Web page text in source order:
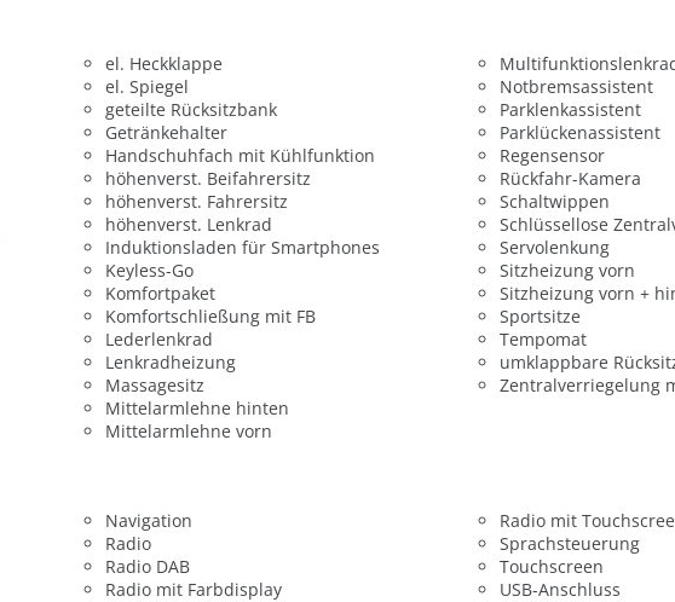
el. Heckklappe
el. Spiegel
geteilte Rücksitzbank
Getränkehalter
Handschuhfach mit Kühlfunktion
höhenverst. Beifahrersitz
höhenverst. Fahrersitz
höhenverst. Lenkrad
Induktionsladen für Smartphones
Keyless-Go
Komfortpaket
Komfortschließung mit FB
Lederlenkrad
Lenkradheizung
Massagesitz
Mittelarmlehne hinten
Mittelarmlehne vorn
Notbremsassistent
Parklenkassistent
Parklückenassistent
Regensensor
Rückfahr-Kamera
Schaltwippen
Schlüssellose
Servolenkung
Sitzheizung vorn
Sitzheizung vorn +
Sportsitze
Tempomat
umklappbare
Zentralverriegelung
Navigation
Radio
Radio DAB
Radio mit Farbdisplay
Radio mit
Sprachsteuerung
Touchscreen
USB-Anschluss